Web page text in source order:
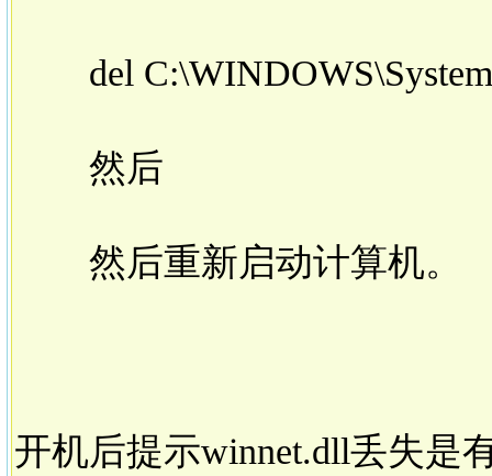
del
然后
然后重新启动计算机。
开机后提示winnet.dll丢失是